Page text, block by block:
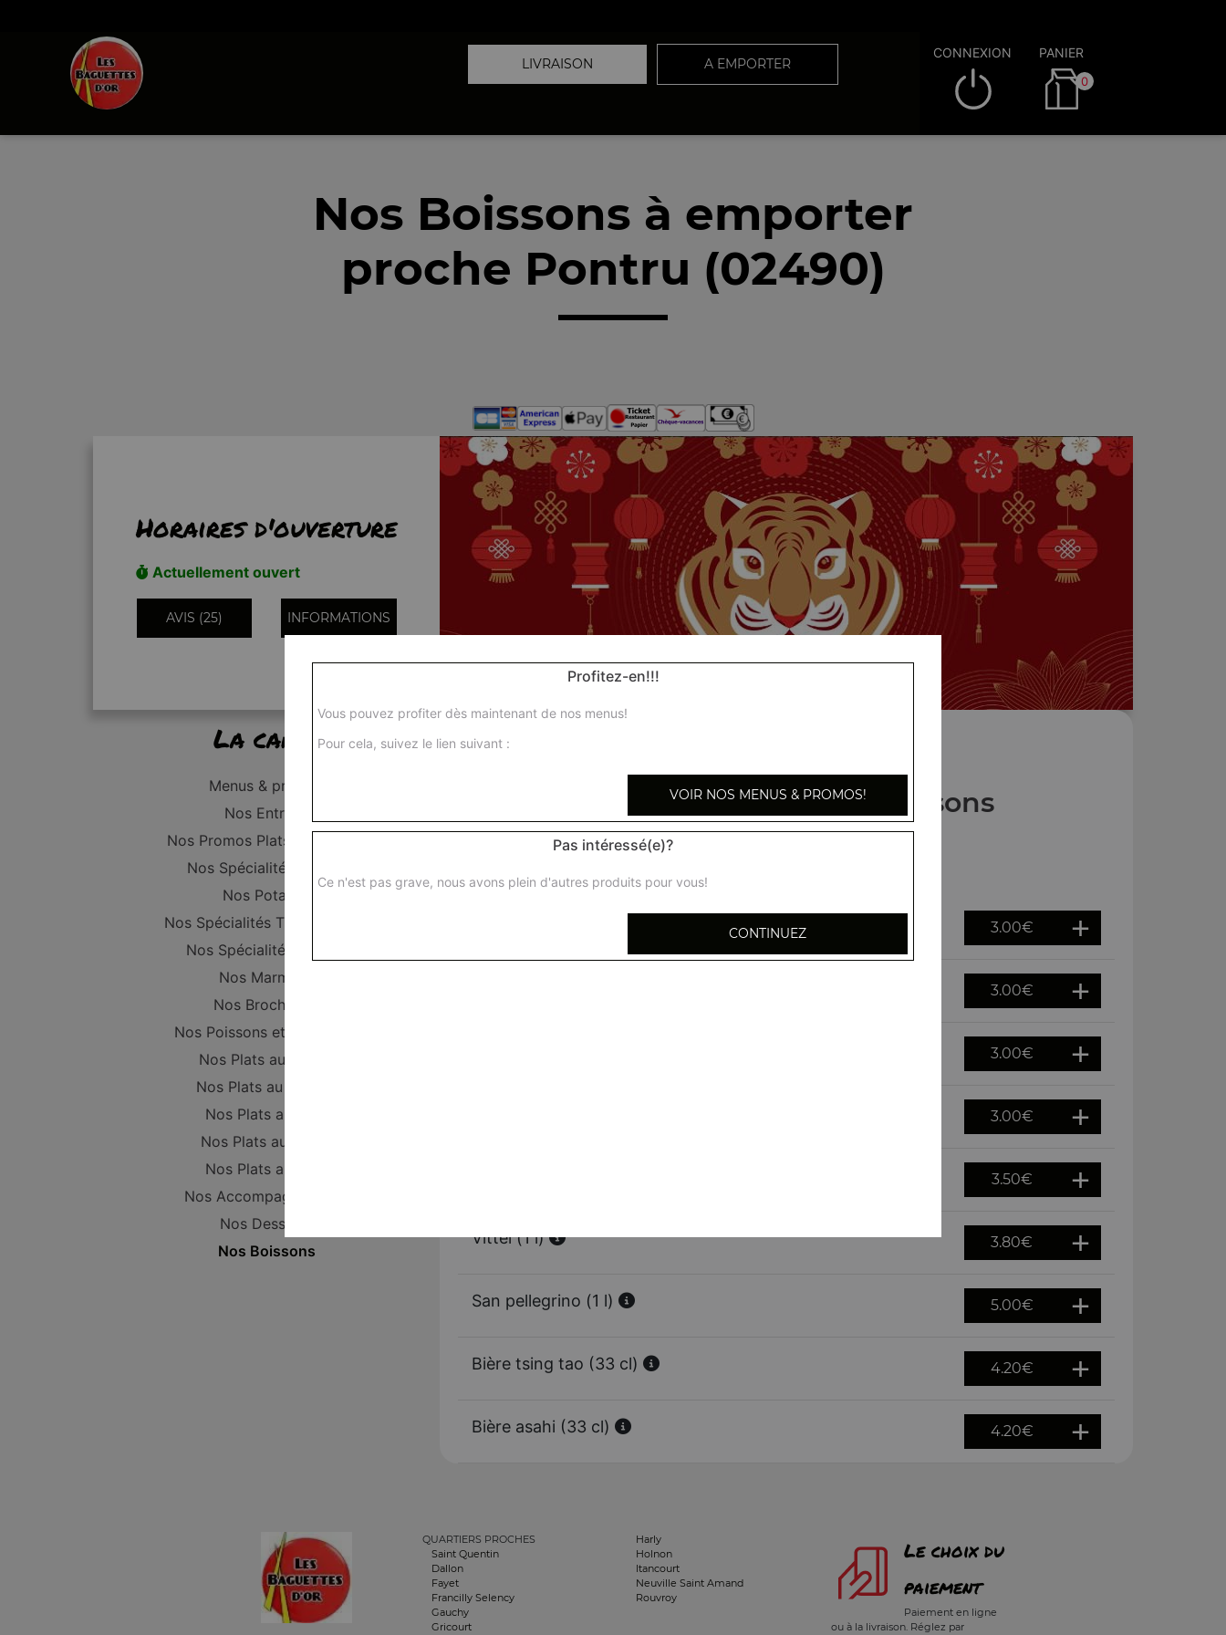
LIVRAISON A EMPORTER
CONNEXION PANIER
0
Nos Boissons à emporter
proche Pontru (02490)
Horaires d'ouverture
Actuellement ouvert
AVIS (25) INFORMATIONS
La carte
Menus & promos
Nos Entrées
Nos Promos Plats Composer
Nos Spécialités vapeur
Nos Potages
Nos Spécialités Thaïlandaises
Nos Spécialités Maison
Nos Marmites
Nos Brochettes
Nos Poissons et Crustacés
Nos Plats au Poulet
Nos Plats au Canard
Nos Plats au Porc
Nos Plats au Boeuf
Nos Plats au Tofu
Nos Accompagnements
Nos Desserts
Nos Boissons
Nos Boissons
3.00€
3.00€
3.00€
3.00€
3.50€
Vittel (1 l) 3.80€
San pellegrino (1 l) 5.00€
Bière tsing tao (33 cl) 4.20€
Bière asahi (33 cl) 4.20€
QUARTIERS PROCHES
Saint Quentin
Dallon
Fayet
Francilly Selency
Gauchy
Gricourt
Harly
Holnon
Itancourt
Neuville Saint Amand
Rouvroy
Le choix du
paiement
Paiement en ligne
ou à la livraison. Réglez par
Profitez-en!!!
Vous pouvez profiter dès maintenant de nos menus!
Pour cela, suivez le lien suivant :
VOIR NOS MENUS & PROMOS!
Pas intéressé(e)?
Ce n'est pas grave, nous avons plein d'autres produits pour vous!
CONTINUEZ